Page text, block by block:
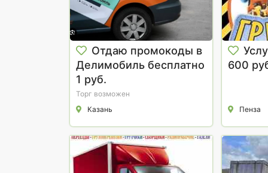
Отдаю промокоды в
Делимобиль бесплатно
1 руб.
Торг возможен
Казань
600
Пенза